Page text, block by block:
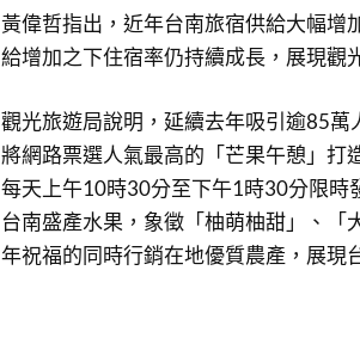
黃偉哲指出，近年台南旅宿供給大幅增
給增加之下住宿率仍持續成長，展現觀
觀光旅遊局說明，延續去年吸引逾85
將網路票選人氣最高的「芒果午憩」打
每天上午10時30分至下午1時30分限時
台南盛產水果，象徵「柚萌柚甜」、「
年祝福的同時行銷在地優質農產，展現